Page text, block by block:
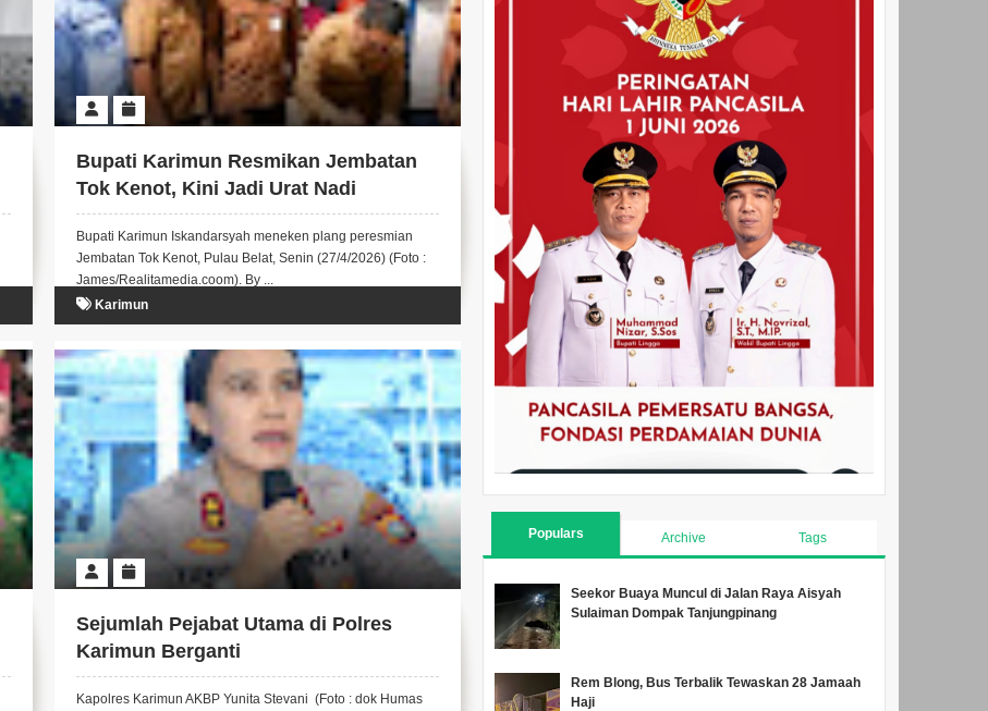
Bupati Karimun Resmikan Jembatan
Tok Kenot, Kini Jadi Urat Nadi
Pertumbuhan Ekonomi Antar Desa
Bupati Karimun Iskandarsyah meneken plang peresmian
Jembatan Tok Kenot, Pulau Belat, Senin (27/4/2026) (Foto :
James/Realitamedia.coom). By ...
Karimun
Sejumlah Pejabat Utama di Polres
Karimun Berganti
Kapolres Karimun AKBP Yunita Stevani (Foto : dok Humas
Populars Archive Tags
Seekor Buaya Muncul di Jalan Raya Aisyah
Sulaiman Dompak Tanjungpinang
Rem Blong, Bus Terbalik Tewaskan 28 Jamaah
Haji